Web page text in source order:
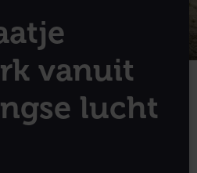
vanuit
lucht